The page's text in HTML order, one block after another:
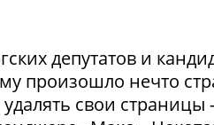
депутатов и
произошло нечто
свои